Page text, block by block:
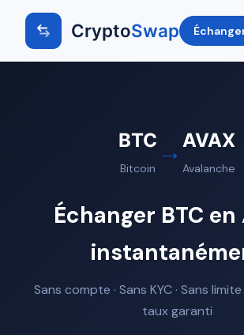
CryptoSwap
BTC
Bitcoin
→ AVAX
Avalanche
Échanger BTC en
Sans compte · Sans KYC · Sans
taux garanti